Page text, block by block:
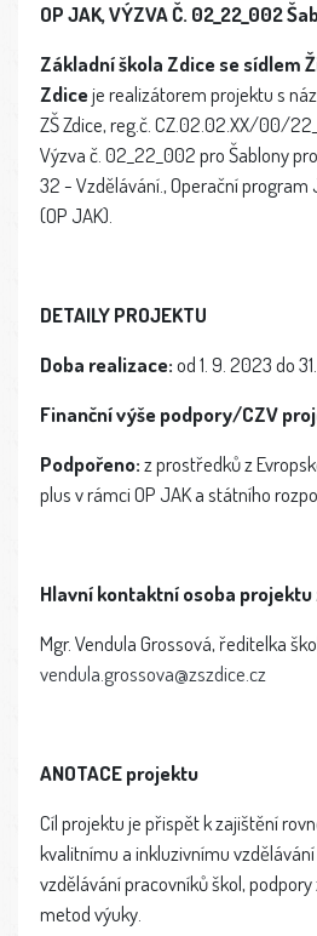
OP JAK, VÝZVA Č. 02_22_002
Základní škola Zdice se sídlem
Zdiceje realizátorem projektu s
ZŠ Zdice, reg.č. CZ.02.02.XX/00/
Výzva č. 02_22_002 pro Šablony
32 - Vzdělávání., Operační program
(OP JAK).
DETAILY PROJEKTU
Doba realizace:od 1. 9. 2023 do
Finanční výše podpory/CZV
Podpořeno:z prostředků z
plus v rámci OP JAK a státního
Hlavní kontaktní osoba projektu
Mgr. Vendula Grossová, ředitelka
vendula.grossova@zszdice.cz
ANOTACE projektu
Cíl projektu je přispět k zajištění
kvalitnímu a inkluzivnímu
vzdělávání pracovníků škol,
metod výuky.